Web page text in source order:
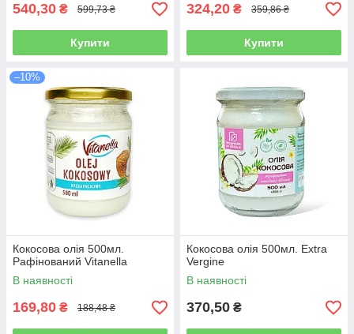
540,30 ₴ 599,73 ₴
Купити
324,20 ₴ 359,86 ₴
Купити
–10%
Кокосова олія 500мл.
Рафінований Vitanella
В наявності
169,80 ₴ 188,48 ₴
Кокосова олія 500мл. Extra
Vergine
В наявності
370,50 ₴